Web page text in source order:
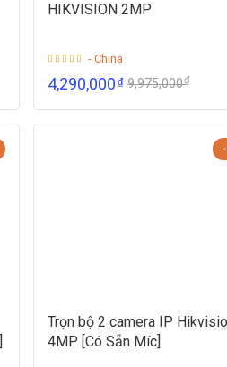
HIKVISION 2MP
- China
4,290,000₫ 9,975,000₫
Trọn bộ 2 camera IP
4MP [Có Sẵn Míc]